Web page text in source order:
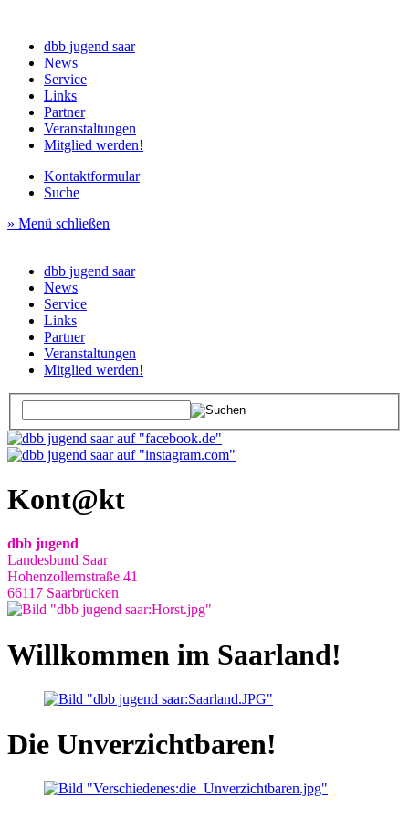
dbb jugend saar
News
Service
Links
Partner
Veranstaltungen
Mitglied werden!
Kontaktformular
Suche
» Menü schließen
dbb jugend saar
News
Service
Links
Partner
Veranstaltungen
Mitglied werden!
Kont@kt
dbb jugend
Landesbund Saar
Hohenzollernstraße 41
66117 Saarbrücken
Willkommen im Saarland!
Die Unverzichtbaren!